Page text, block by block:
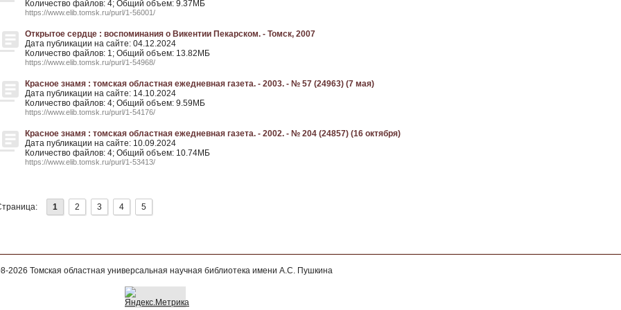
Количество файлов: 4; Общий объем: 9.37МБ
https://www.elib.tomsk.ru/purl/1-56001/
Открытое сердце : воспоминания о Викентии Пекарском. - Томск, 2007
Дата публикации на сайте: 04.12.2024
Количество файлов: 1; Общий объем: 13.82МБ
https://www.elib.tomsk.ru/purl/1-54968/
Красное знамя : томская областная ежедневная газета. - 2003. - № 57 (24963) (7 мая)
Дата публикации на сайте: 14.10.2024
Количество файлов: 4; Общий объем: 9.59МБ
https://www.elib.tomsk.ru/purl/1-54176/
Красное знамя : томская областная ежедневная газета. - 2002. - № 204 (24857) (16 октября)
Дата публикации на сайте: 10.09.2024
Количество файлов: 4; Общий объем: 10.74МБ
https://www.elib.tomsk.ru/purl/1-53413/
1 2 3 4 5
2026 Томская областная универсальная научная библиотека имени А.С. Пушкина